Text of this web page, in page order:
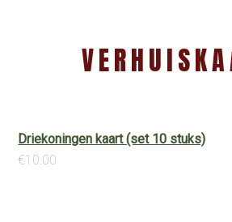
Driekoningen kaart (set 10 stuks)
€10.00